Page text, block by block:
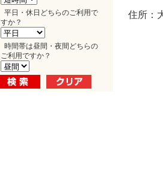
平日・休日どちらのご利用で
すか？
時間帯は昼間・夜間どちらの
ご利用ですか？
住所：